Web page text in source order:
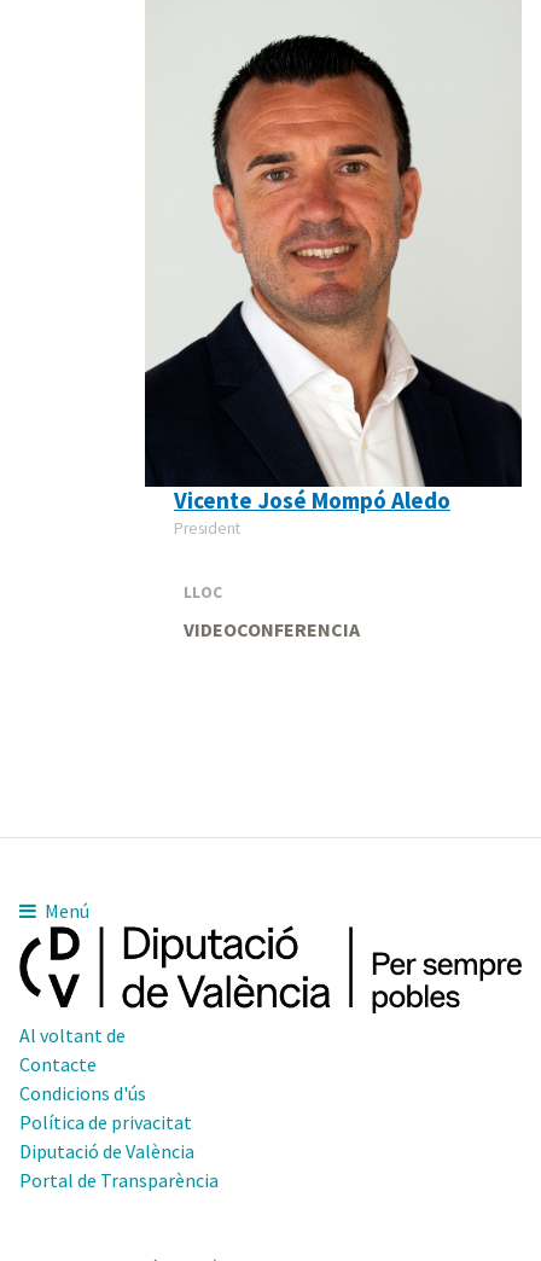
Vicente José Mompó Aledo
President
LLOC
VIDEOCONFERENCIA
Menú
Al voltant de
Contacte
Condicions d'ús
Política de privacitat
Diputació de València
Portal de Transparència